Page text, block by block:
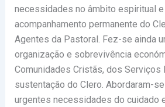
necessidades no âmbito espiritual
acompanhamento permanente do
Agentes da Pastoral. Fez-se ainda
organização e sobrevivência
Comunidades Cristãs, dos Serviços
sustentação do Clero. Abordaram-
urgentes necessidades do cuidado